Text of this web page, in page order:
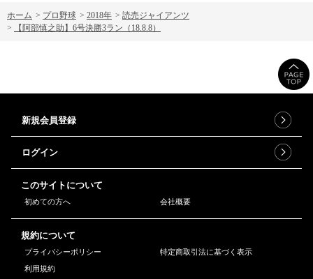
ホーム > プロ野球 > 2018年 > 読売ジャイアンツ
>
【阿部慎之助】6号決勝3ラン（18.8.8）
新規会員登録
ログイン
このサイトについて
初めての方へ 会社概要
規約について
プライバシーポリシー
特定商取引法に基づく表示
利用規約